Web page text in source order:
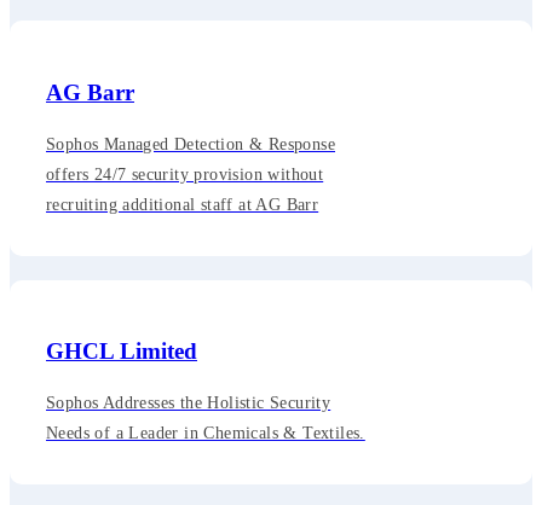
AG Barr
Sophos Managed Detection & Response
offers 24/7 security provision without
recruiting additional staff at AG Barr
GHCL Limited
Sophos Addresses the Holistic Security
Needs of a Leader in Chemicals & Textiles.